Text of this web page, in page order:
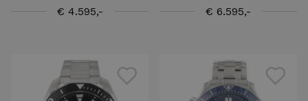
€ 4.595,- € 6.595,-